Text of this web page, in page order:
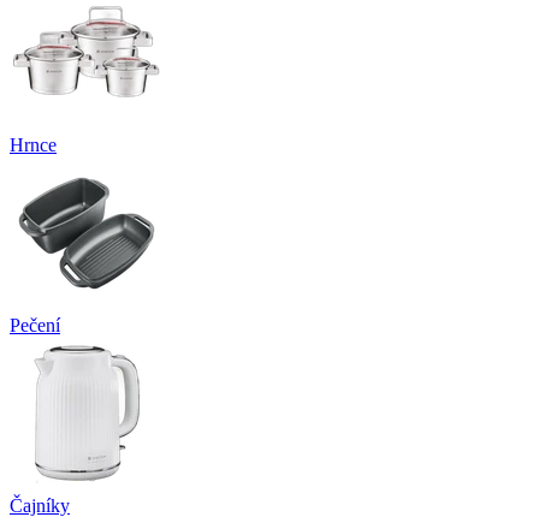
Hrnce
Pečení
Čajníky